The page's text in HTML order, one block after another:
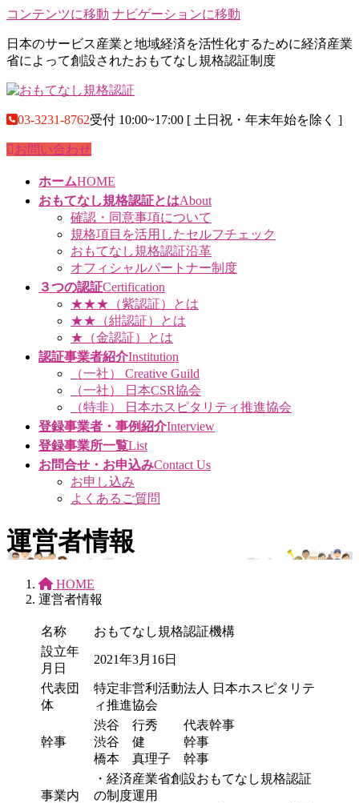
コンテンツに移動 ナビゲーションに移動
日本のサービス産業と地域経済を活性化するために経済産業
省によって創設されたおもてなし規格認証制度
03-3231-8762受付 10:00~17:00 [ 土日祝・年末年始を除く ]
お問い合わせ
ホームHOME
おもてなし規格認証とはAbout
確認・同意事項について
規格項目を活用したセルフチェック
おもてなし規格認証沿革
オフィシャルパートナー制度
３つの認証Certification
★★★（紫認証）とは
★★（紺認証）とは
★（金認証）とは
認証事業者紹介Institution
（一社） Creative Guild
（一社） 日本CSR協会
（特非） 日本ホスピタリティ推進協会
登録事業者・事例紹介Interview
登録事業所一覧List
お問合せ・お申込みContact Us
お申し込み
よくあるご質問
運営者情報
HOME
運営者情報
名称
おもてなし規格認証機構
設立年
月日
2021年3月16日
代表団
体
特定非営利活動法人 日本ホスピタリテ
ィ推進協会
幹事
渋谷 行秀 代表幹事
渋谷 健 幹事
橋本 真理子 幹事
事業内
・経済産業省創設おもてなし規格認証
の制度運用